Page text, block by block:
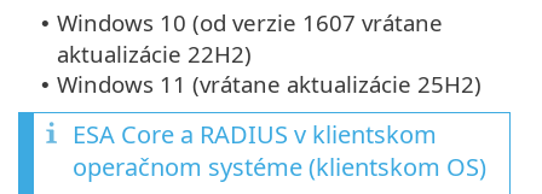
• Windows 10 (od verzie 1607 vrátane
aktualizácie 22H2)
• Windows 11 (vrátane aktualizácie 25H2)
ESA Core a RADIUS v klientskom
operačnom systéme (klientskom OS)